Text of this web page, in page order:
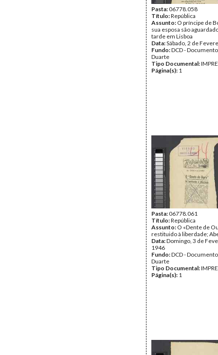
Pasta:06778.058
Título:República
Assunto: O príncipe de
sua esposa são
tarde em Lisboa
Data:Sábado, 2 de
Fundo:DCD -
Duarte
Tipo Documental:
Página(s): 1
Pasta:06778.061
Título:República
Assunto: O «Dente de
restituido à liberdade;
Data:Domingo, 3 de
1946
Fundo:DCD -
Duarte
Tipo Documental:
Página(s): 1